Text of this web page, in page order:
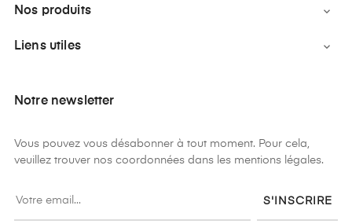
Nos produits 
Liens utiles 
Notre newsletter
Vous pouvez vous désabonner à tout moment. Pour cela,
veuillez trouver nos coordonnées dans les mentions légales.
S'INSCRIRE